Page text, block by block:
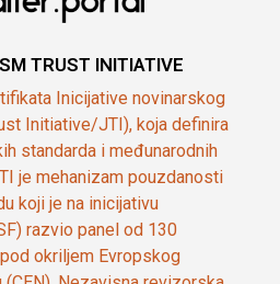
TRUST INITIATIVE
Inicijative novinarskog
Initiative/JTI), koja definira
standarda i međunarodnih
je mehanizam pouzdanosti
koji je na inicijativu
razvio panel od 130
okriljem Evropskog